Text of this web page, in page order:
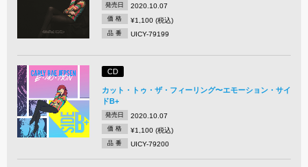
発売日 2020.10.07
価 格 ¥1,100 (税込)
品 番 UICY-79199
CD
カット・トゥ・ザ・フィーリング〜エモーション・サイ
ドB+
発売日 2020.10.07
価 格 ¥1,100 (税込)
品 番 UICY-79200